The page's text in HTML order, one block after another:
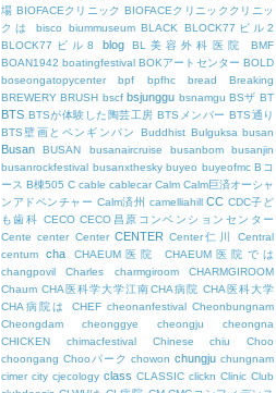
場 BIOFACEクリニック BIOFACEクリニッククリニッ
クは
bisco biummuseum BLACK
BLOCK77ビル2
BLOCK77ビル8
blog BL美容外科医院
BMF
BOAN1942 boatingfestival BOKアートセンター BOLD
boseongatopycenter
bpf bpfhc bread
Breaking
BREWERY BRUSH bscf bsjunggu bsnamgu BSザ BT
BTS BTSが体験した陶芸工房 BTSメンバー BTS通り
BTS壁画とペンギンパン
Buddhist Bulguksa busan
Busan BUSAN busanaircruise busanbom
busanjin
busanrockfestival busanxthesky buyeo buyeofmc Bコ
ース B棟505 C cable cablecar Calm Calm巨済オーシャ
ンアドベンチャー Calm済州 camelliahill CC CDC子ど
も歯科 CECO CECO昌原コンベンションセンター
Cente center Center CENTER Center仁川
Central
centum
cha CHAEUM医院
CHAEUM医院では
changpovil
Charles charmgiroom
CHARMGIROOM
Chaum CHA医科学大学江南CHA病院 CHA医科大学
CHA病院は
CHEF cheonanfestival Cheonbungnam
Cheongdam
cheonggye cheongju
cheongna
CHICKEN
chimacfestival Chinese chiu
Choo
choongang Chooパーク chowon chungju chungnam
cimer city cjecology class CLASSIC clickn Clinic Club